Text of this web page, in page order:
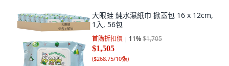
大眼蛙 純水濕紙巾 掀蓋包 16 x 12cm,
1入, 56包
首購折扣價 11%$1,705
$1,505
($268.75/10張)